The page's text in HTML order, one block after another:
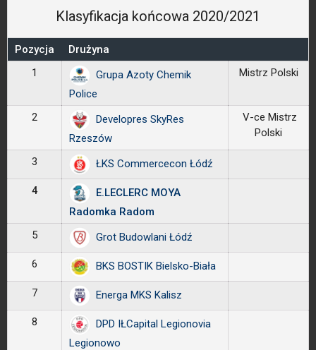
Klasyfikacja końcowa 2020/2021
Pozycja
Drużyna
1
Grupa Azoty Chemik
Police
Mistrz Polski
2
Developres SkyRes
Rzeszów
V-ce Mistrz
Polski
3 ŁKS Commercecon Łódź
4
E.LECLERC MOYA
Radomka Radom
5
Grot Budowlani Łódź
6 BKS BOSTIK Bielsko-Biała
7 Energa MKS Kalisz
8
DPD IŁCapital Legionovia
Legionowo